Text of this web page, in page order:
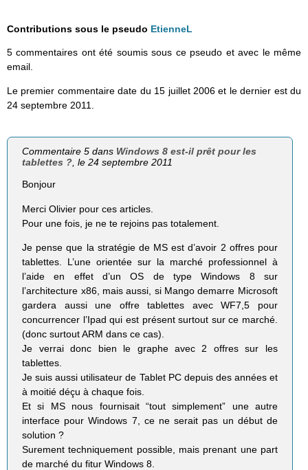
Contributions sous le pseudo EtienneL
5 commentaires ont été soumis sous ce pseudo et avec le même
email.
Le premier commentaire date du 15 juillet 2006 et le dernier est du
24 septembre 2011.
Commentaire 5 dans Windows 8 est-il prêt pour les
tablettes ?, le 24 septembre 2011
Bonjour
Merci Olivier pour ces articles.
Pour une fois, je ne te rejoins pas totalement.
Je pense que la stratégie de MS est d’avoir 2 offres pour
tablettes. L’une orientée sur la marché professionnel à
l’aide en effet d’un OS de type Windows 8 sur
l’architecture x86, mais aussi, si Mango demarre Microsoft
gardera aussi une offre tablettes avec WF7,5 pour
concurrencer l’Ipad qui est présent surtout sur ce marché.
(donc surtout ARM dans ce cas).
Je verrai donc bien le graphe avec 2 offres sur les
tablettes.
Je suis aussi utilisateur de Tablet PC depuis des années et
à moitié déçu à chaque fois.
Et si MS nous fournisait “tout simplement” une autre
interface pour Windows 7, ce ne serait pas un début de
solution ?
Surement techniquement possible, mais prenant une part
de marché du fitur Windows 8.